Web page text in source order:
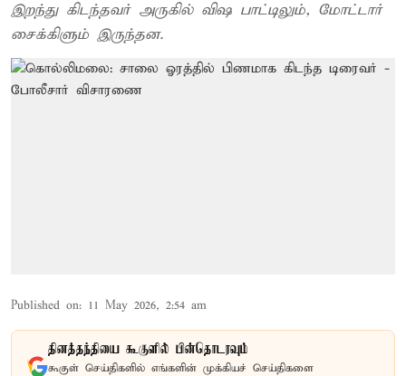
இறந்து கிடந்தவர் அருகில் விஷ பாட்டிலும், மோட்டார்
சைக்கிளும் இருந்தன.
Published on: 11 May 2026, 2:54 am
தினத்தந்தியை கூகுளில் பின்தொடரவும்
கூகுள் செய்திகளில் எங்களின் முக்கியச் செய்திகளை